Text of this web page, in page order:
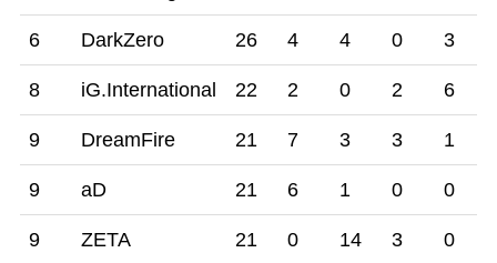
6 DarkZero 26 4 4 0 3
8 iG.International 22 2 0 2 6
9 DreamFire 21 7 3 3 1
9 aD 21 6 1 0 0
9
ZETA
21 0 14 3 0